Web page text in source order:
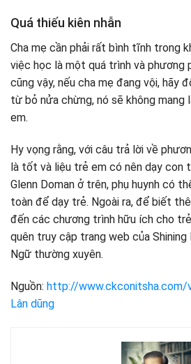
Quá thiếu kiên nhẫn
Cha mẹ cần phải rất bình tĩnh trong
việc học là một quá trình và phương
cũng vậy, nếu cha mẹ đang vội, hãy
từ bỏ nửa chừng, nó sẽ không
em.
Hy vọng rằng, với câu trả lời về
là tốt và liệu trẻ em có nên dạy con
Glenn Doman ở trên, phụ huynh có
toàn để dạy trẻ. Ngoài ra, để biết
đến các chương trình hữu ích cho
quên truy cập trang web của Shining
Ngữ thường xuyên.
Nguồn: http://www.ckconitsha.com/
Lân dũng